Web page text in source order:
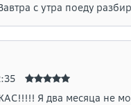
с утра поеду
Я два месяца не